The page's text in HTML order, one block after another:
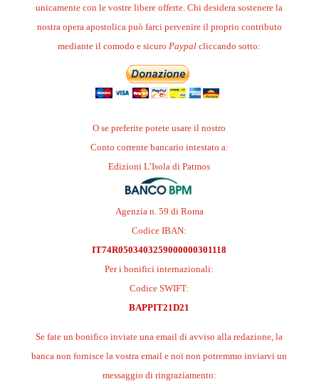
unicamente con le vostre libere offerte. Chi desidera sostenere la
nostra opera apostolica può farci pervenire il proprio contributo
mediante il comodo e sicuro Paypal cliccando sotto:
O se preferite potete usare il nostro
Conto corrente bancario intestato a:
Edizioni L’Isola di Patmos
Agenzia n. 59 di Roma
Codice IBAN:
IT74R0503403259000000301118
Per i bonifici internazionali:
Codice SWIFT:
BAPPIT21D21
Se fate un bonifico inviate una email di avviso alla redazione, la
banca non fornisce la vostra email e noi non potremmo inviarvi un
messaggio di ringraziamento: